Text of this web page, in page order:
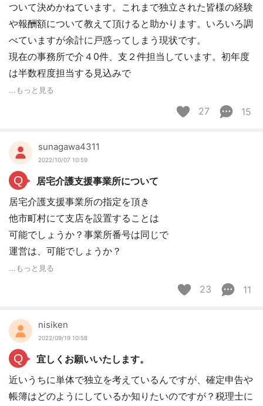
ついて決めかねています。これまで独立された皆様の経験
や報酬額について教えて頂けると助かります。いろいろ調
べていますが余計に戸惑ってしまう現状です。
現在の事務所で介４0件、支２件担当しています。初年度
は半数程度担当する見込みで
...もっと見る
27 15
sunagawa4311
2022/10/07 10:59
Q
居宅介護支援事業所について
居宅介護支援事業所の指定を頂き
他市町村にて支店を設置することは
可能でしょうか？事業所番号は同じで
運営は、可能でしょうか？
...もっと見る
23 11
nisiken
2022/09/19 10:58
Q
宜しくお願いいたします。
近いうちに単体で独立を考えているんですが、確定申告や
帳簿はどのようにしているか知りたいのですが？税理士に